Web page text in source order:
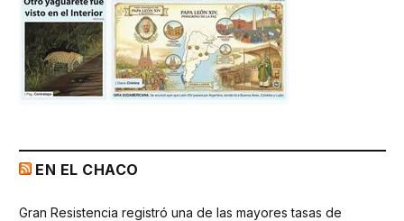
EN EL CHACO
Gran Resistencia registró una de las mayores tasas de